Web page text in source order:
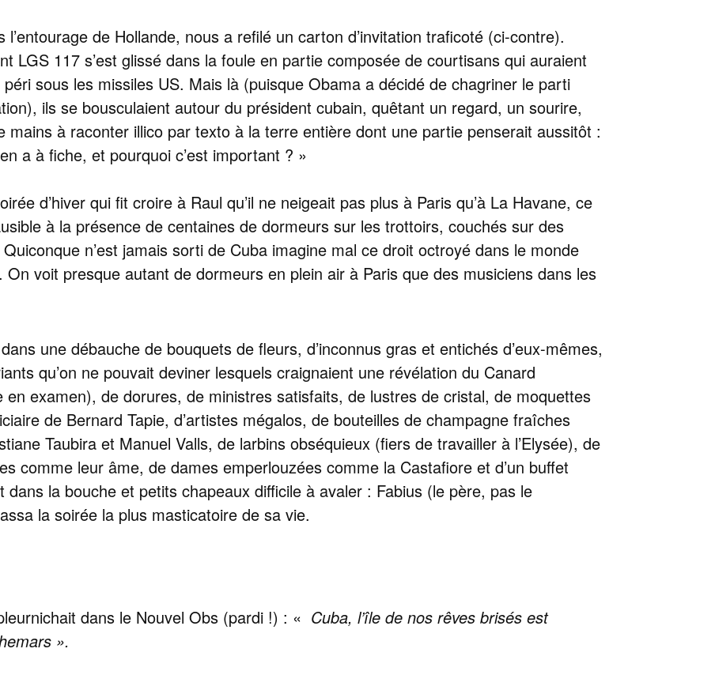
de Hollande, nous a refilé un carton d’invitation traficoté (ci-contre).
LGS 117 s’est glissé dans la foule en partie composée de courtisans qui auraient
sous les missiles US. Mais là (puisque Obama a décidé de chagriner le parti
ils se bousculaient autour du président cubain, quêtant un regard, un sourire,
mains à raconter illico par texto à la terre entière dont une partie penserait aussitôt :
a à fiche, et pourquoi c’est important ? »
d’hiver qui fit croire à Raul qu’il ne neigeait pas plus à Paris qu’à La Havane, ce
à la présence de centaines de dormeurs sur les trottoirs, couchés sur des
n’est jamais sorti de Cuba imagine mal ce droit octroyé dans le monde
voit presque autant de dormeurs en plein air à Paris que des musiciens dans les
une débauche de bouquets de fleurs, d’inconnus gras et entichés d’eux-mêmes,
qu’on ne pouvait deviner lesquels craignaient une révélation du Canard
examen), de dorures, de ministres satisfaits, de lustres de cristal, de moquettes
de Bernard Tapie, d’artistes mégalos, de bouteilles de champagne fraîches
Taubira et Manuel Valls, de larbins obséquieux (fiers de travailler à l’Elysée), de
comme leur âme, de dames emperlouzées comme la Castafiore et d’un buffet
la bouche et petits chapeaux difficile à avaler : Fabius (le père, pas le
la soirée la plus masticatoire de sa vie.
dans le Nouvel Obs (pardi !) : « Cuba, l’île de nos rêves brisés est
».